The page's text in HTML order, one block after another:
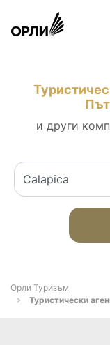
и други
Орли Туризъм
Туристически